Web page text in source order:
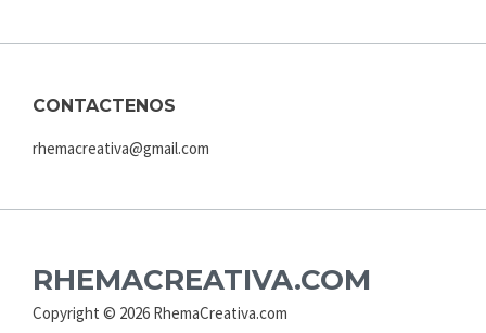
CONTACTENOS
rhemacreativa@gmail.com
RHEMACREATIVA.COM
Copyright © 2026 RhemaCreativa.com